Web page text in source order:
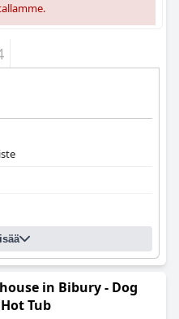
in Bibury - Dog
Tub